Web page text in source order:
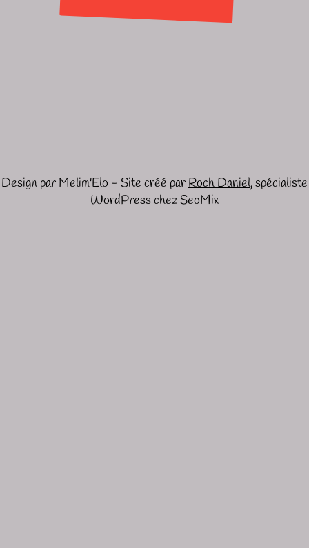
Design par Melim'Elo - Site créé parRoch Daniel, spécialiste
WordPresschez SeoMix